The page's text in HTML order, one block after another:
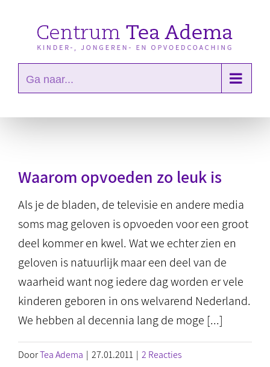
Ga naar...
Waarom opvoeden zo leuk is
Als je de bladen, de televisie en andere media
soms mag geloven is opvoeden voor een groot
deel kommer en kwel. Wat we echter zien en
geloven is natuurlijk maar een deel van de
waarheid want nog iedere dag worden er vele
kinderen geboren in ons welvarend Nederland.
We hebben al decennia lang de moge [...]
DoorTea Adema | 27.01.2011 | 2 Reacties